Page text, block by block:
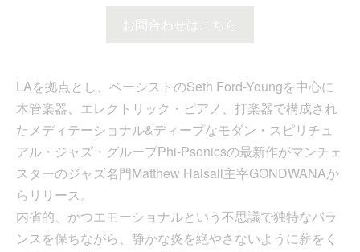
お問合わせはこちら
LAを拠点とし、ベーシストのSeth Ford-Youngを中心に
木管楽器、エレクトリック・ピアノ、打楽器で構成され
たメディテーショナル&ディープなモダン・スピリチュ
アル・ジャズ・グループPhi-Psonicsの最新作がマンチェ
スターのジャズ名門Matthew Halsall主宰GONDWANAか
らリリース。
内省的、かつエモーショナルという不思議で独特なバラ
ンスを保ちながら、静かな炎を絶やさないように薪をく